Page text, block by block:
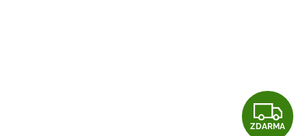
Z
ZDARMA